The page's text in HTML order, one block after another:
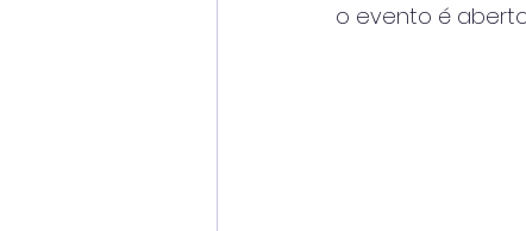
o evento é